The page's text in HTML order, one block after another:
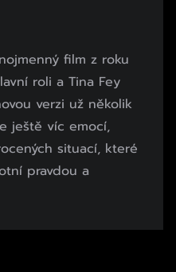
film z roku
roli a Tina Fey
verzi už několik
ještě víc emocí,
situací, které
pravdou a